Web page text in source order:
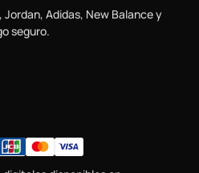
Adidas, New Balance y
seguro.